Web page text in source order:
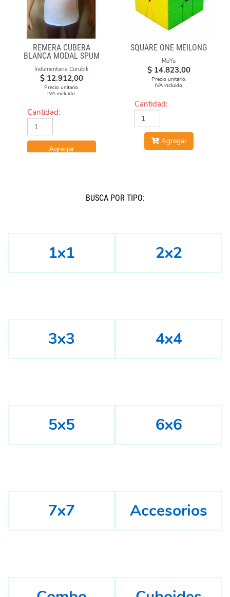
REMERA CUBERA
BLANCA MODAL SPUM
CUBO FUEGO
Indumentaria Curubik
$ 12.912,00
Precio unitario.
IVA incluido.
Cantidad:
Agregar
SQUARE ONE MEILONG
MoYu
$ 14.823,00
Precio unitario.
IVA incluido.
Cantidad:
Agregar
BUSCÁ POR TIPO:
1x1 2x2
3x3 4x4
5x5 6x6
7x7 Accesorios